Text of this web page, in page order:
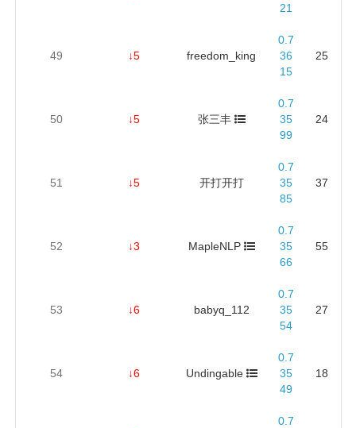
21
49 ↓5 freedom_king
0.7
36
15
25
50 ↓5 张三丰
0.7
35
99
24
51 ↓5 开打开打
0.7
35
85
37
52 ↓3 MapleNLP
0.7
35
66
55
53 ↓6 babyq_112
0.7
35
54
27
54 ↓6 Undingable
0.7
35
49
18
0.7